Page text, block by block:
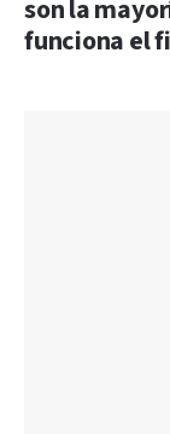
son la
funciona el